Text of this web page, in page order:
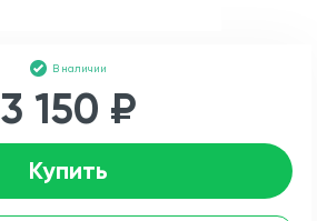
В наличии
3 150 ₽
Купить